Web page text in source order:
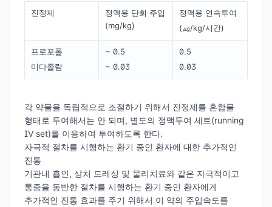
진정제
정맥용 단회 주입
(mg/kg)
정맥용 연속투여
(㎍/kg/시간)
프로포폴
미다졸람
~ 0.5
~ 0.03
0.5
0.03
각 약물을 독립적으로 조절하기 위해서 진정제를 혼합물
형태로 투여해서는 안 되며, 별도의 정맥투여 세트(running
IV set)를 이용하여 투여하도록 한다.
자극적 절차를 시행하는 환기 중인 환자에 대한 추가적인
진통
기관내 흡인, 상처 드레싱 및 물리치료와 같은 자극적이고
통증을 동반한 절차를 시행하는 환기 중인 환자에게
추가적인 진통 효과를 주기 위해서 이 약의 주입속도를